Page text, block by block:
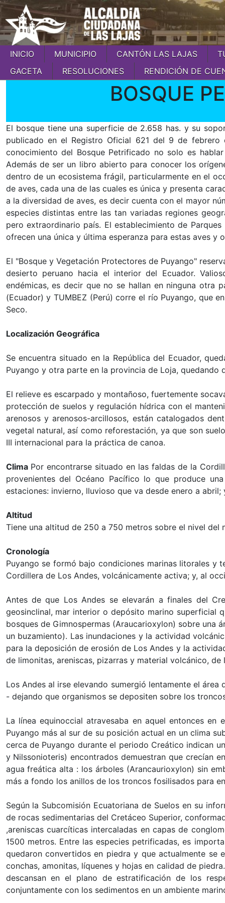
INICIO MUNICIPIO CANTÓN LAS LAJAS
GACETA
RESOLUCIONES RENDICIÓN DE
BOSQUE
El bosque tiene una superficie de 2.658 has. y su
publicado en el Registro Oficial 621 del 9 de febrero
conocimiento del Bosque Petrificado no solo es
Además de ser un libro abierto para conocer los
dentro de un ecosistema frágil, particularmente en el
de aves, cada una de las cuales es única y presenta
a la diversidad de aves, es decir cuenta con el mayor
especies distintas entre las tan variadas regiones
pero extraordinario país. El establecimiento de
ofrecen una única y última esperanza para estas aves y
El "Bosque y Vegetación Protectores de Puyango"
desierto peruano hacia el interior del Ecuador.
endémicas, es decir que no se hallan en ninguna otra
(Ecuador) y TUMBEZ (Perú) corre el río Puyango, que
Seco.
Localización Geográfica
Se encuentra situado en la República del Ecuador,
Puyango y otra parte en la provincia de Loja, quedando
El relieve es escarpado y montañoso, fuertemente
protección de suelos y regulación hídrica con el
arenosos y arenosos-arcillosos, están catalogados
vegetal natural, así como reforestación, ya que son
III internacional para la práctica de canoa.
ClimaPor encontrarse situado en las faldas de la
provenientes del Océano Pacífico lo que produce
estaciones: invierno, lluvioso que va desde enero a
Altitud
Tiene una altitud de 250 a 750 metros sobre el nivel del
Cronología
Puyango se formó bajo condiciones marinas litorales y
Cordillera de Los Andes, volcánicamente activa; y, al
Antes de que Los Andes se elevarán a finales del
geosinclinal, mar interior o depósito marino superficial
bosques de Gimnospermas (Araucarioxylon) sobre una
un buzamiento). Las inundaciones y la actividad
para la deposición de erosión de Los Andes y la
de limonitas, areniscas, pizarras y material volcánico,
Los Andes al irse elevando sumergió lentamente el
- dejando que organismos se depositen sobre los
La línea equinoccial atravesaba en aquel entonces
Puyango más al sur de su posición actual en un clima
cerca de Puyango durante el periodo Creático indican
y Nilssonioteris) encontrados demuestran que crecían
agua freática alta : los árboles (Arancaurioxylon) sin
más a fondo los anillos de los troncos fosilisados para
Según la Subcomisión Ecuatoriana de Suelos en su
de rocas sedimentarias del Cretáceo Superior,
,areniscas cuarcíticas intercaladas en capas de
1500 metros. Entre las especies petrificadas, es
quedaron convertidos en piedra y que actualmente se
conchas, amonitas, líquenes y hojas en calidad de
descansan en el plano de estratificación de los
conjuntamente con los sedimentos en un ambiente